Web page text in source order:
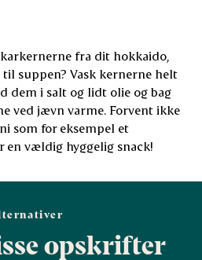
fra dit hokkaido,
suppen? Vask kernerne helt
dem i salt og lidt olie og bag
ved jævn varme. Forvent ikke
som for eksempel et
en vældig hyggelig snack!
opskrifter